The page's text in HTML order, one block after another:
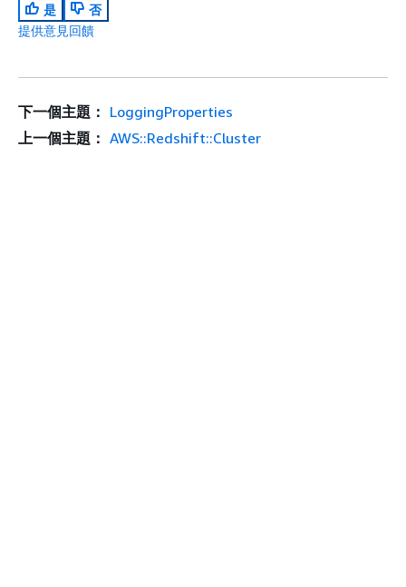
是
否
提供意見回饋
下一個主題： LoggingProperties
上一個主題： AWS::Redshift::Cluster